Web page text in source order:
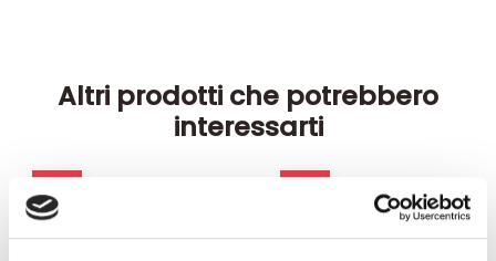
Altri prodotti che potrebbero
interessarti
-42% -42%